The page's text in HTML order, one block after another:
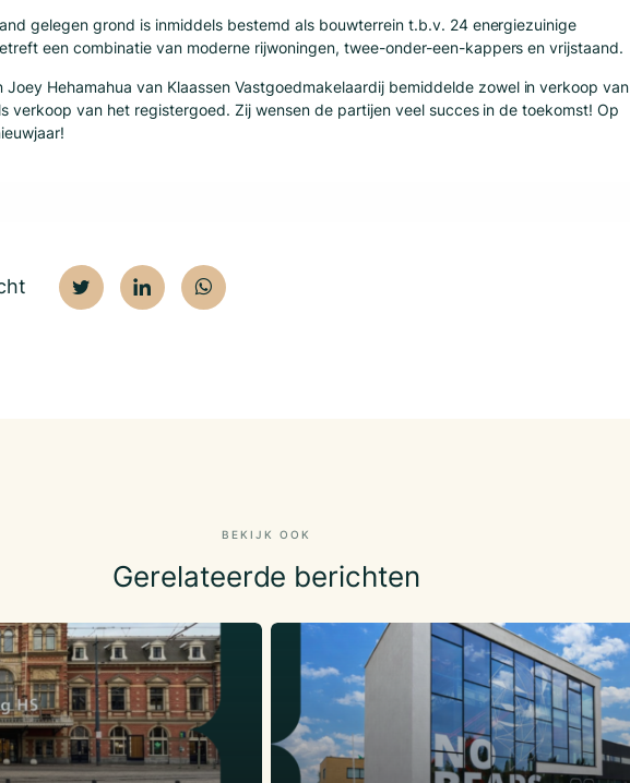
gelegen grond is inmiddels bestemd als bouwterrein t.b.v. 24 energiezuinige
een combinatie van moderne rijwoningen, twee-onder-een-kappers en vrijstaand.
Joey Hehamahua van Klaassen Vastgoedmakelaardij bemiddelde zowel in verkoop van
verkoop van het registergoed. Zij wensen de partijen veel succes in de toekomst! Op
BEKIJK OOK
Gerelateerde berichten